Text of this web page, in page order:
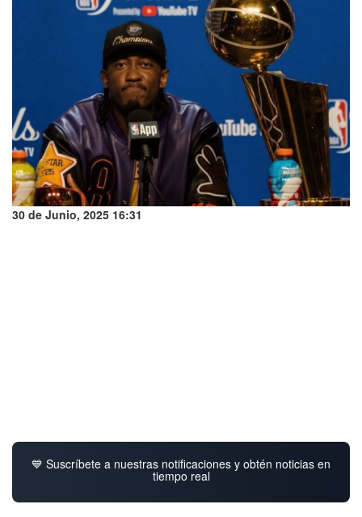
30 de Junio, 2025 16:31
💙 Suscríbete a nuestras notificaciones y obtén noticias en
tiempo real